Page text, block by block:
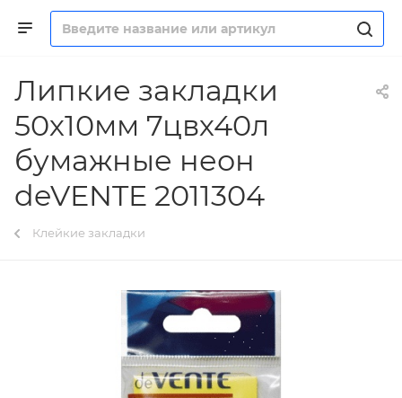
Липкие закладки
50х10мм 7цвх40л
бумажные неон
deVENTE 2011304
Клейкие закладки